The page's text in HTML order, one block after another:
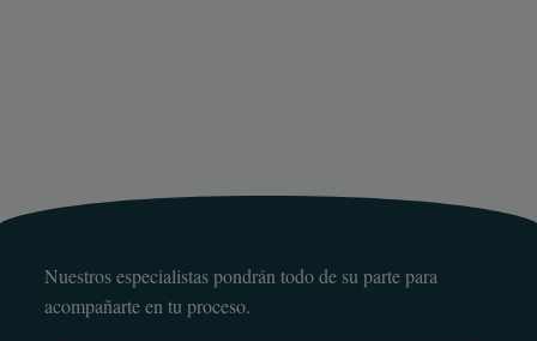
Nuestros especialistas pondrán todo de su parte para
acompañarte en tu proceso.